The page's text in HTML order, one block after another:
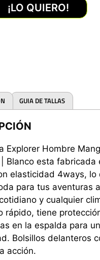
¡LO QUIERO!
GUIA DE TALLAS
Explorer Hombre
Blanco esta fabricada
elasticidad 4ways, lo
para tus aventuras
y cualquier
rápido, tiene
en la espalda para
Bolsillos delanteros
acción.